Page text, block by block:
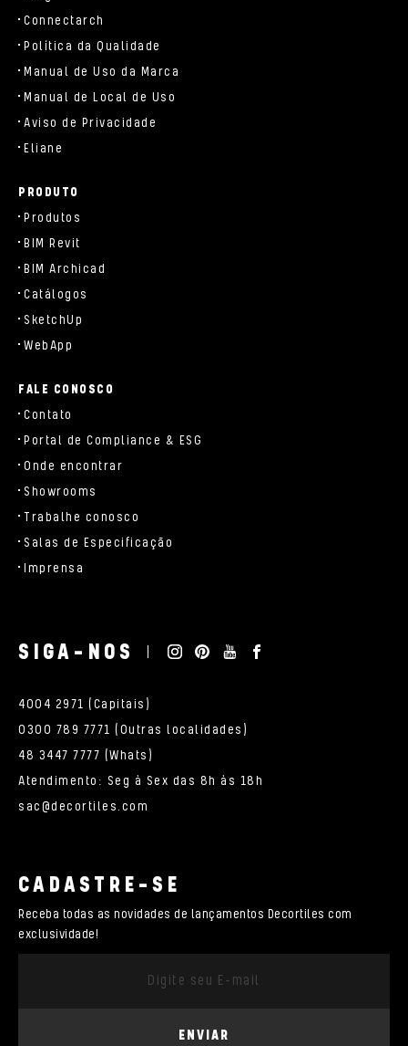
Connectarch
Política da Qualidade
Manual de Uso da Marca
Manual de Local de Uso
Aviso de Privacidade
Eliane
PRODUTO
Produtos
BIM Revit
BIM Archicad
Catálogos
SketchUp
WebApp
FALE CONOSCO
Contato
Portal de Compliance & ESG
Onde encontrar
Showrooms
Trabalhe conosco
Salas de Especificação
Imprensa
SIGA-NOS
4004 2971 (Capitais)
0300 789 7771 (Outras localidades)
48 3447 7777 (Whats)
Atendimento: Seg à Sex das 8h às 18h
sac@decortiles.com
CADASTRE-SE
Receba todas as novidades de lançamentos Decortiles com
exclusividade!
ENVIAR